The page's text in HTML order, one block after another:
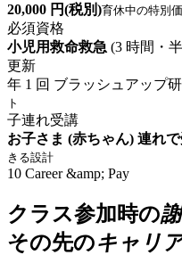
20,000 円(税別)育休中の特別
必須資格
小児用救命救急 (3 時間・
更新
年 1 回 ブラッシュアップ
ト
子連れ受講
お子さま (赤ちゃん) 連れ
きる設計
10 Career &amp; Pay
クラス参加時の
その先のキャリ